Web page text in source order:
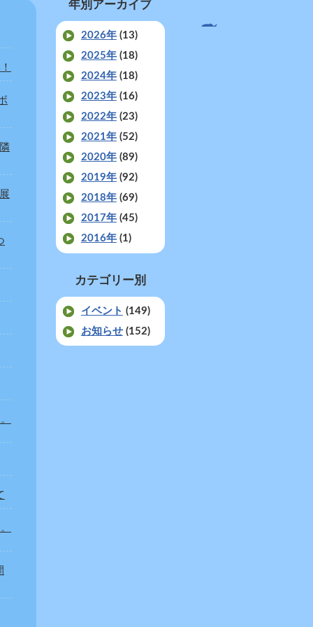
年別アーカイブ
2026年(13)
2025年(18)
2024年(18)
2023年(16)
2022年(23)
2021年(52)
2020年(89)
2019年(92)
2018年(69)
2017年(45)
2016年(1)
カテゴリー別
イベント (149)
お知らせ(152)